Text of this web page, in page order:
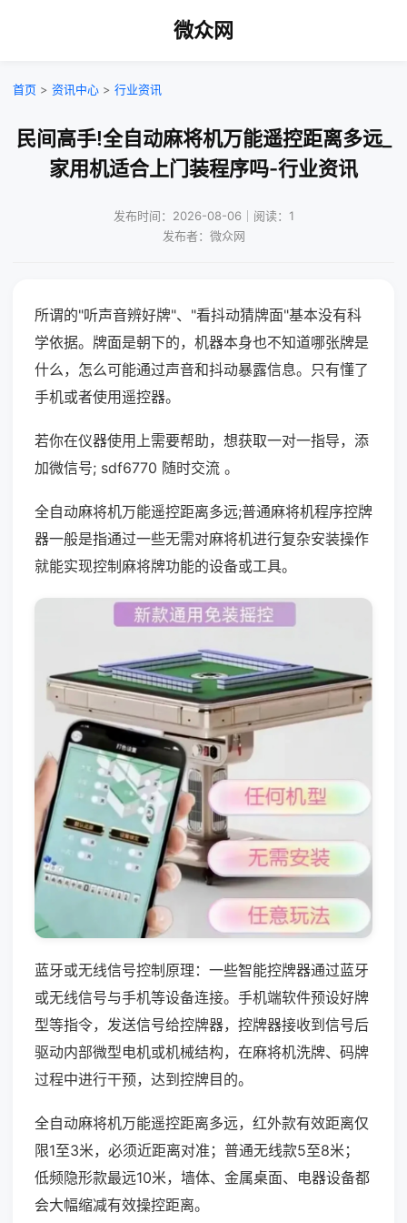
微众网
首页 > 资讯中心 > 行业资讯
民间高手!全自动麻将机万能遥控距离多远_
家用机适合上门装程序吗-行业资讯
发布时间：2026-08-06｜阅读：1
发布者：微众网
所谓的"听声音辨好牌"、"看抖动猜牌面"基本没有科
学依据。牌面是朝下的，机器本身也不知道哪张牌是
什么，怎么可能通过声音和抖动暴露信息。只有懂了
手机或者使用遥控器。
若你在仪器使用上需要帮助，想获取一对一指导，添
加微信号; sdf6770 随时交流 。
全自动麻将机万能遥控距离多远;普通麻将机程序控牌
器一般是指通过一些无需对麻将机进行复杂安装操作
就能实现控制麻将牌功能的设备或工具。
蓝牙或无线信号控制原理：一些智能控牌器通过蓝牙
或无线信号与手机等设备连接。手机端软件预设好牌
型等指令，发送信号给控牌器，控牌器接收到信号后
驱动内部微型电机或机械结构，在麻将机洗牌、码牌
过程中进行干预，达到控牌目的。
全自动麻将机万能遥控距离多远，红外款有效距离仅
限1至3米，必须近距离对准；普通无线款5至8米；
低频隐形款最远10米，墙体、金属桌面、电器设备都
会大幅缩减有效操控距离。